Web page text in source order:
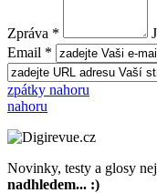
Zpráva *
Email *
zpátky nahoru
nahoru
Novinky, testy a glosy
nadhledem... :)